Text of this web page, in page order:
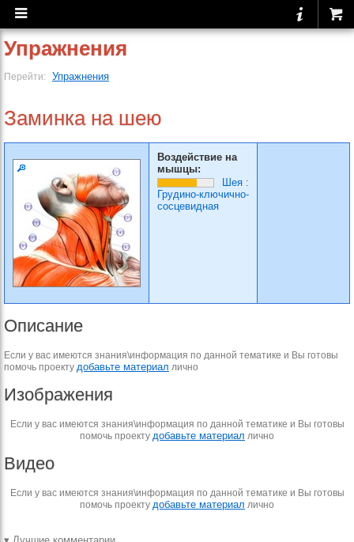
Упражнения
Перейти: Упражнения
Заминка на шею
Воздействие на
мышцы:
Шея :
Грудино-ключично-
сосцевидная
Описание
Если у вас имеются знания\информация по данной тематике и Вы готовы
помочь проекту добавьте материал лично
Изображения
Если у вас имеются знания\информация по данной тематике и Вы готовы
помочь проекту добавьте материал лично
Видео
Если у вас имеются знания\информация по данной тематике и Вы готовы
помочь проекту добавьте материал лично